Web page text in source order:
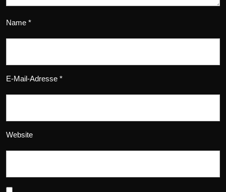
Name *
E-Mail-Adresse *
Website